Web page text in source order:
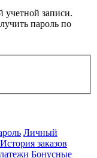
учетной записи.
пароль по
Личный
История заказов
Бонусные